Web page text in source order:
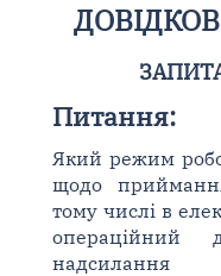
Питання:
Який режим
щодо
тому числі в
операційний
надсилання